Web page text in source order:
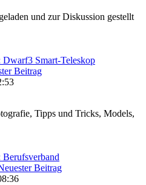
und zur Diskussion gestellt
Dwarf3 Smart-Teleskop
Beitrag
Tipps und Tricks, Models,
Berufsverband
Beitrag